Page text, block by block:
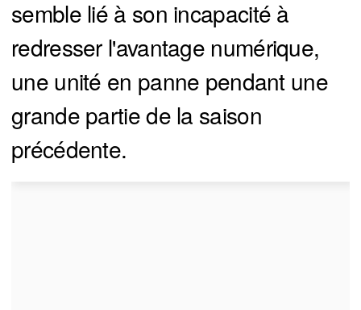
semble lié à son incapacité à
redresser l'avantage numérique,
une unité en panne pendant une
grande partie de la saison
précédente.